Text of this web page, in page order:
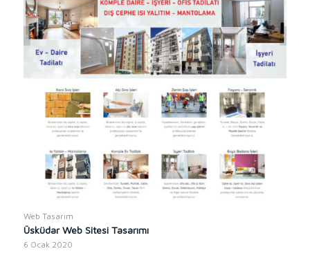
Web Tasarım
Üsküdar Web Sitesi Tasarımı
6 Ocak 2020